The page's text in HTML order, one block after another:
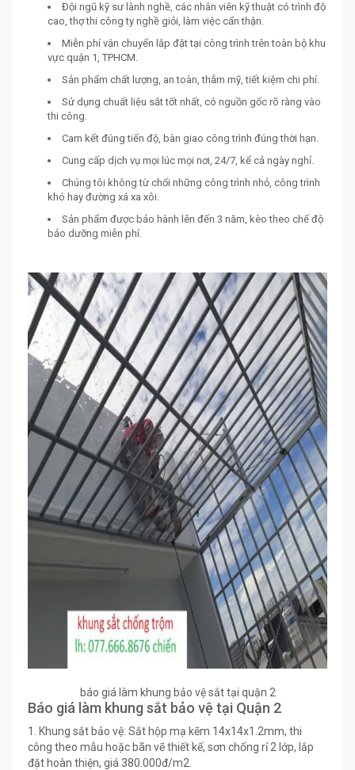
Đội ngũ kỹ sư lành nghề, các nhân viên kỹ thuật có trình độ
cao, thợ thi công ty nghề giỏi, làm việc cẩn thận.
Miễn phí vận chuyển lắp đặt tại công trình trên toàn bộ khu
vực quận 1, TPHCM.
Sản phẩm chất lượng, an toàn, thẫm mỹ, tiết kiệm chi phí.
Sử dụng chuất liệu sắt tốt nhất, có nguồn gốc rõ ràng vào
thi công.
Cam kết đúng tiến độ, bàn giao công trình đúng thời hạn.
Cung cấp dịch vụ mọi lúc mọi nơi, 24/7, kể cả ngày nghỉ.
Chúng tôi không từ chối những công trình nhỏ, công trình
khó hay đường xá xa xôi.
Sản phẩm được bảo hành lên đến 3 năm, kèo theo chế độ
bảo dưỡng miễn phí.
báo giá làm khung bảo vệ sắt tại quận 2
Báo giá làm khung sắt bảo vệ tại Quận 2
1. Khung sắt bảo vệ: Sắt hộp mạ kẽm 14x14x1.2mm, thi
công theo mẫu hoặc bãn vẽ thiết kế, sơn chống rỉ 2 lớp, lắp
đặt hoàn thiện, giá 380.000đ/m2.